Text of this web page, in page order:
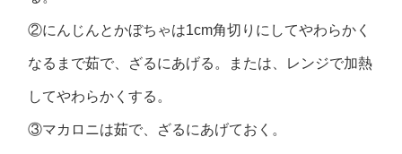
②にんじんとかぼちゃは1cm角切りにしてやわらかく
なるまで茹で、ざるにあげる。または、レンジで加熱
してやわらかくする。
③マカロニは茹で、ざるにあげておく。